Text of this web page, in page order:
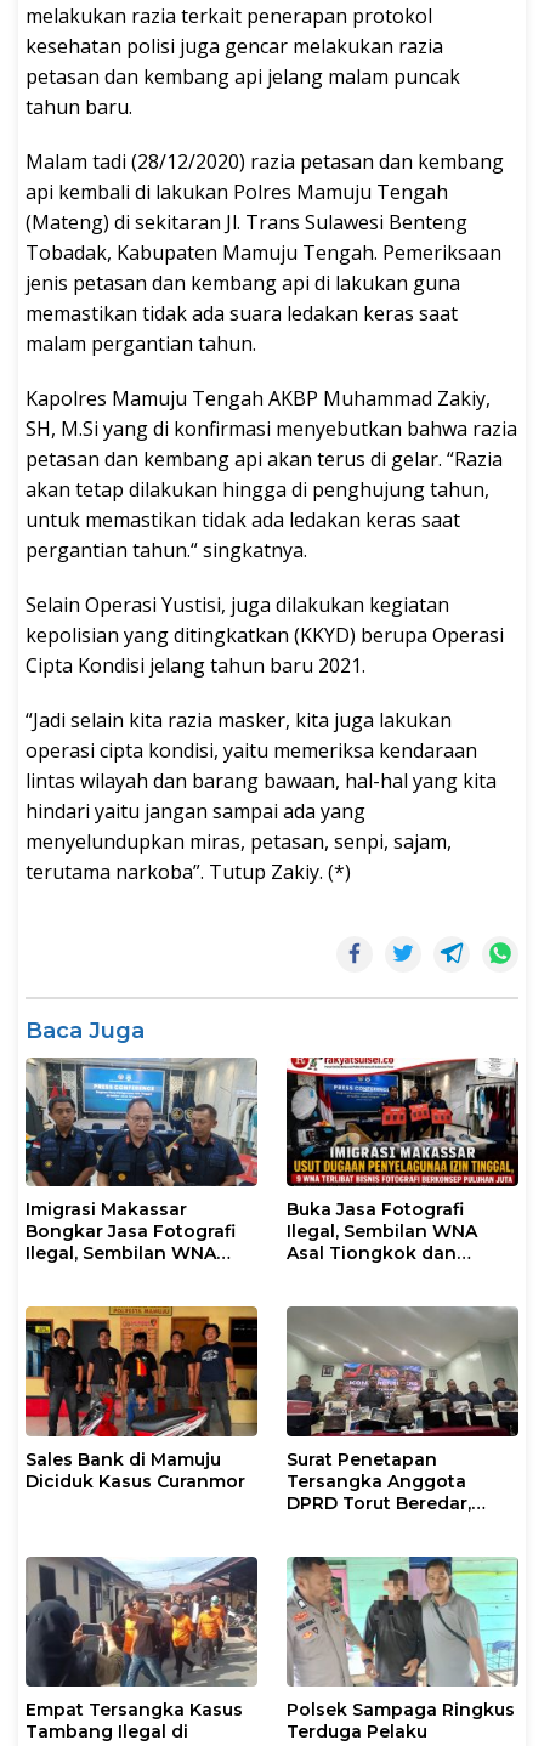
melakukan razia terkait penerapan protokol
kesehatan polisi juga gencar melakukan razia
petasan dan kembang api jelang malam puncak
tahun baru.
Malam tadi (28/12/2020) razia petasan dan kembang
api kembali di lakukan Polres Mamuju Tengah
(Mateng) di sekitaran Jl. Trans Sulawesi Benteng
Tobadak, Kabupaten Mamuju Tengah. Pemeriksaan
jenis petasan dan kembang api di lakukan guna
memastikan tidak ada suara ledakan keras saat
malam pergantian tahun.
Kapolres Mamuju Tengah AKBP Muhammad Zakiy,
SH, M.Si yang di konfirmasi menyebutkan bahwa razia
petasan dan kembang api akan terus di gelar. “Razia
akan tetap dilakukan hingga di penghujung tahun,
untuk memastikan tidak ada ledakan keras saat
pergantian tahun.“ singkatnya.
Selain Operasi Yustisi, juga dilakukan kegiatan
kepolisian yang ditingkatkan (KKYD) berupa Operasi
Cipta Kondisi jelang tahun baru 2021.
“Jadi selain kita razia masker, kita juga lakukan
operasi cipta kondisi, yaitu memeriksa kendaraan
lintas wilayah dan barang bawaan, hal-hal yang kita
hindari yaitu jangan sampai ada yang
menyelundupkan miras, petasan, senpi, sajam,
terutama narkoba”. Tutup Zakiy. (*)
Baca Juga
Imigrasi Makassar
Bongkar Jasa Fotografi
Ilegal, Sembilan WNA
Tinggal
Buka Jasa Fotografi
Ilegal, Sembilan WNA
Asal Tiongkok dan
Sales Bank di Mamuju
Diciduk Kasus Curanmor
Surat Penetapan
Tersangka Anggota
DPRD Torut Beredar,
Berstatus Saksi
Empat Tersangka Kasus
Tambang Ilegal di
Polsek Sampaga Ringkus
Terduga Pelaku